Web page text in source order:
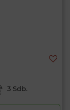
3 Sdb.